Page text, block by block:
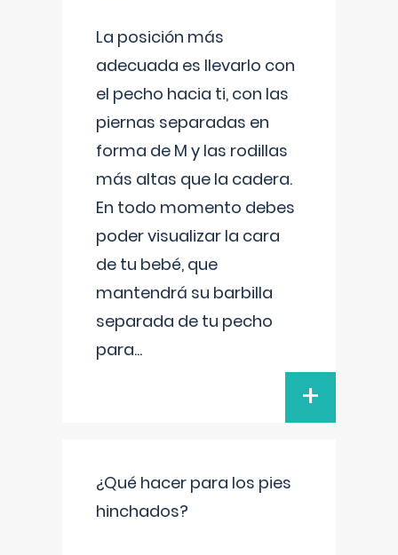
La posición más
adecuada es llevarlo con
el pecho hacia ti, con las
piernas separadas en
forma de M y las rodillas
más altas que la cadera.
En todo momento debes
poder visualizar la cara
de tu bebé, que
mantendrá su barbilla
separada de tu pecho
para...
+
¿Qué hacer para los pies
hinchados?